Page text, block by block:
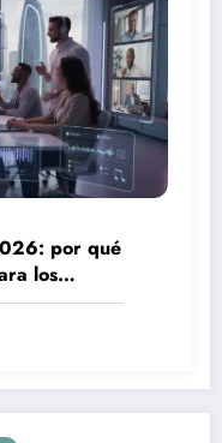
por qué
los